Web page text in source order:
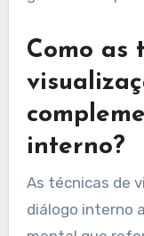
permite que os
progresso e
em dados de
criam uma
gerenciar
Como as